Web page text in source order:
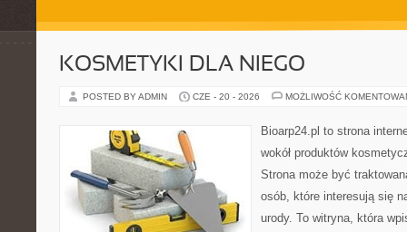
KOSMETYKI DLA NIEGO
POSTED BY ADMIN CZE - 20 - 2026 MOŻLIWOŚĆ
Bioarp24.pl to strona
wokół produktów
Strona może być
osób, które interesują się
urody. To witryna, która